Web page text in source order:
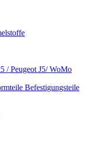
/ Peugeot J5/ WoMo
Befestigungsteile